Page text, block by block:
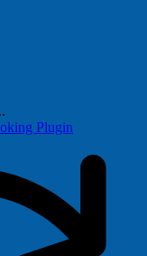
Plugin